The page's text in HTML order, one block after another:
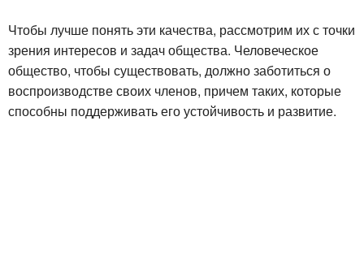
Чтобы лучше понять эти качества, рассмотрим их с точки
зрения интересов и задач общества. Человеческое
общество, чтобы существовать, должно заботиться о
воспроизводстве своих членов, причем таких, которые
способны поддерживать его устойчивость и развитие.